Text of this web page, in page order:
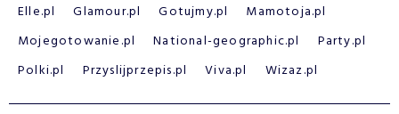
Elle.pl Glamour.pl Gotujmy.pl
Mamotoja.pl
Mojegotowanie.pl
National-geographic.pl
Party.pl
Polki.pl
Przyslijprzepis.pl Viva.pl Wizaz.pl